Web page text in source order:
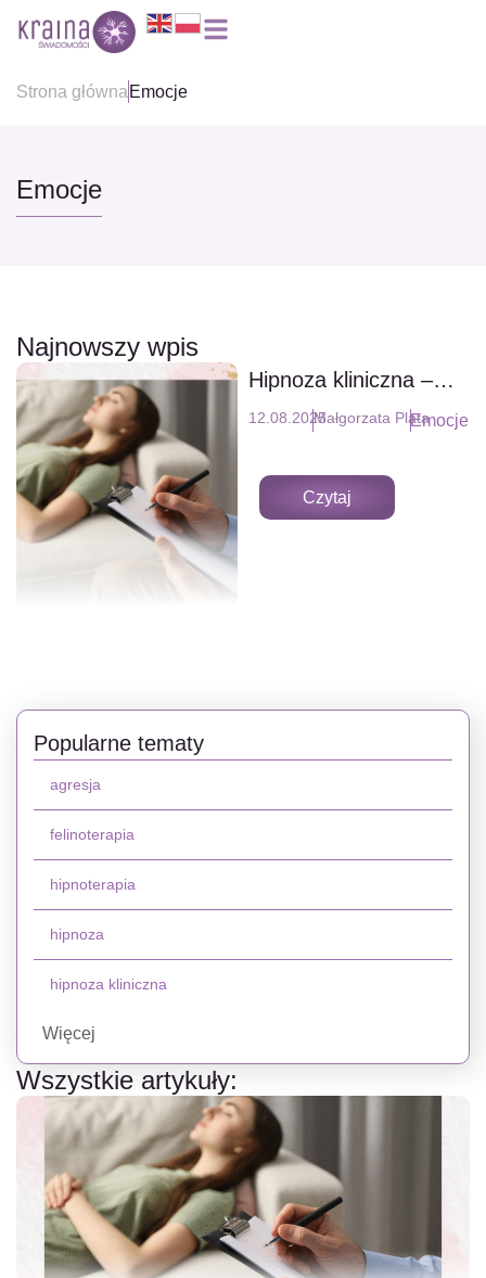
Strona głównaEmocje
Emocje
Najnowszy wpis
Hipnoza kliniczna –
poznaj możliwości
12.08.2025Małgorzata PlataEmocje
Czytaj
Popularne tematy
agresja
felinoterapia
hipnoterapia
hipnoza
hipnoza kliniczna
Więcej
Wszystkie artykuły: